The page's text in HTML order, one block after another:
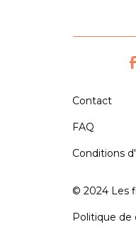
© 2024 Les
Contact
FAQ
Conditions
Politique de